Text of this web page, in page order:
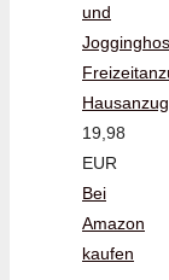
und
Hausanzug
19,98
EUR
Bei
Amazon
kaufen